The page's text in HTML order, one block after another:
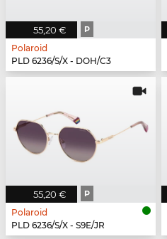
55,20 € P
Polaroid
PLD 6236/S/X - DOH/C3
55,20 € P
Polaroid
PLD 6236/S/X - S9E/JR